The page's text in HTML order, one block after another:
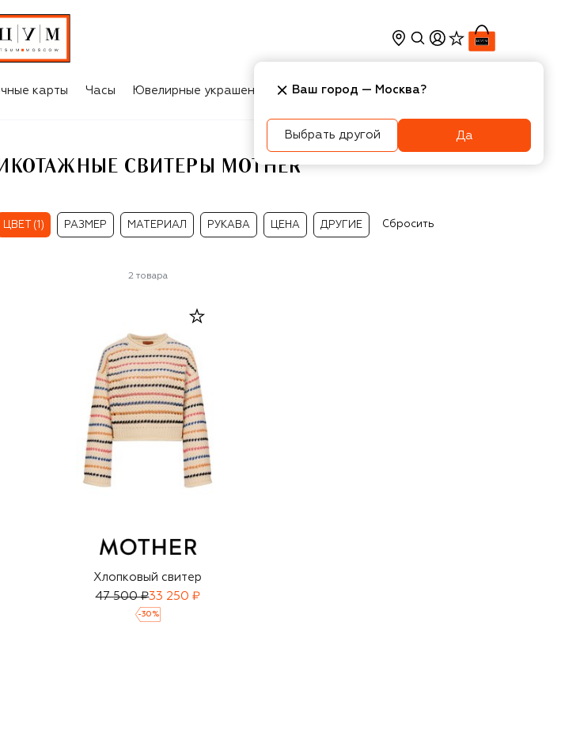
карты Часы Ювелирные украшения Косметика Интерьер
СВИТЕРЫ MOTHER
ЦВЕТ (1) РАЗМЕР МАТЕРИАЛ РУКАВА ЦЕНА ДРУГИЕ Сбросить
2 товара
Хлопковый свитер
47 500 ₽33 250 ₽
-30 %
Ваш город — Москва?
Выбрать другой Да